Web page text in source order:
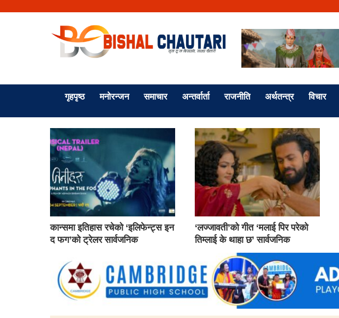
गृहपृष्ठ मनोरन्जन समाचार अन्तर्वार्ता राजनीति अर्थतन्त्र विचार
कान्समा इतिहास रचेको ‘इलिफेन्ट्स इन
द फग’को ट्रेलर सार्वजनिक
‘लज्जावती’को गीत ‘मलाई पिर परेको
तिम्लाई के थाहा छ’ सार्वजनिक